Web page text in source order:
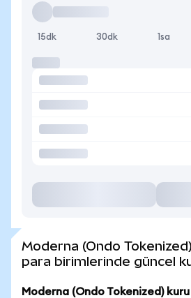
15dk 30dk 1sa
Moderna (Ondo
para birimlerinde güncel
Moderna (Ondo Tokenized)